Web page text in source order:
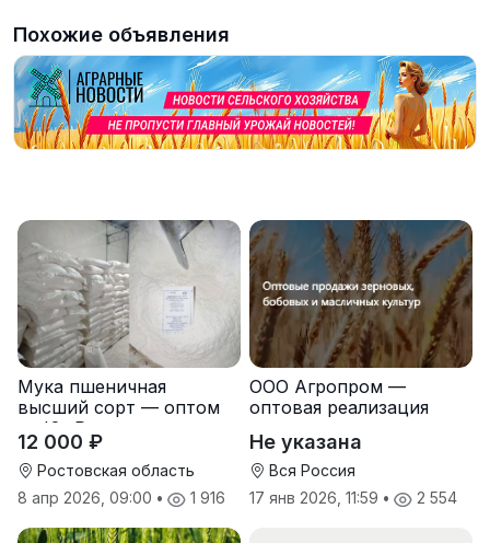
Похожие объявления
Мука пшеничная
высший сорт — оптом
от Юг Руси
12 000 ₽
Ростовская область
8 апр 2026, 09:00 • 1 916
ООО Агропром —
оптовая реализация
экспорт
Не указана
Вся Россия
17 янв 2026, 11:59 • 2 554